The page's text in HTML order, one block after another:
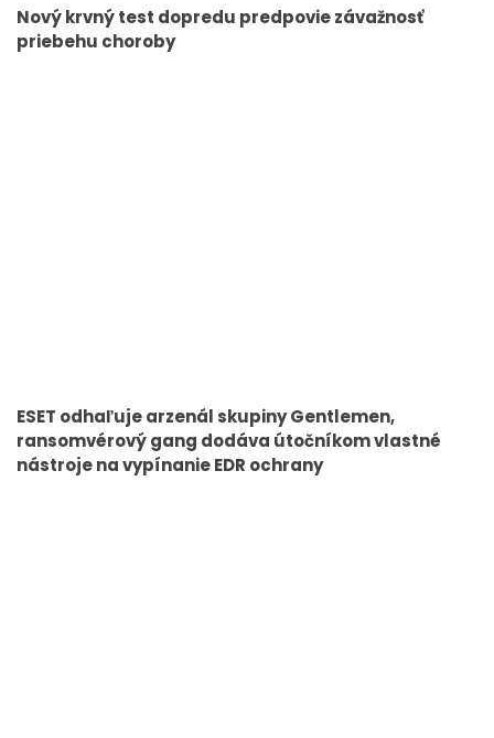
Nový krvný test dopredu predpovie závažnosť
priebehu choroby
ESET odhaľuje arzenál skupiny Gentlemen,
ransomvérový gang dodáva útočníkom vlastné
nástroje na vypínanie EDR ochrany